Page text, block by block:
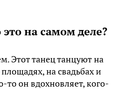
на самом деле?
Этот танец танцуют на
на свадьбах и
то он вдохновляет, кого-